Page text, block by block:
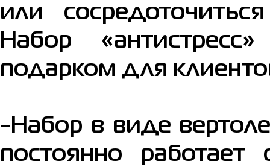
или
Набор
подарком для
-Набор в виде
постоянно